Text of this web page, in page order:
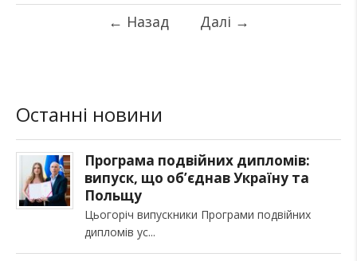
← Назад Далі →
Останні новини
Програма подвійних дипломів:
випуск, що об’єднав Україну та
Польщу
Цьогоріч випускники Програми подвійних
дипломів ус